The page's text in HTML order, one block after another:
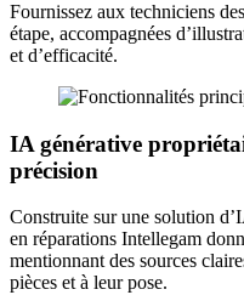
Fournissez aux techniciens
étape, accompagnées
et d’efficacité.
IA générative
précision
Construite sur une solution
en réparations Intellegam
mentionnant des sources
pièces et à leur pose.